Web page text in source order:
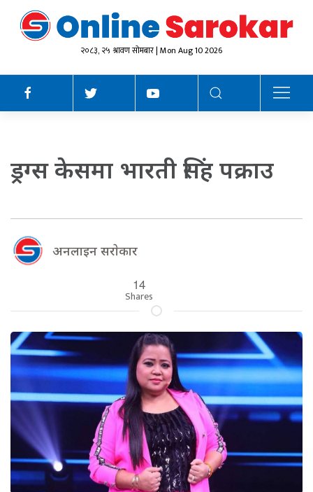
२०८३, २५ श्रावण सोमबार | Mon Aug 10 2026
ड्रग्स केसमा भारती सिंह पक्राउ
अनलाइन सराेकार
14
Shares